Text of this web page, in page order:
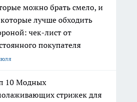
можно брать смело, и
лучше обходить
чек-лист от
покупателя
10 Модных
стрижек для